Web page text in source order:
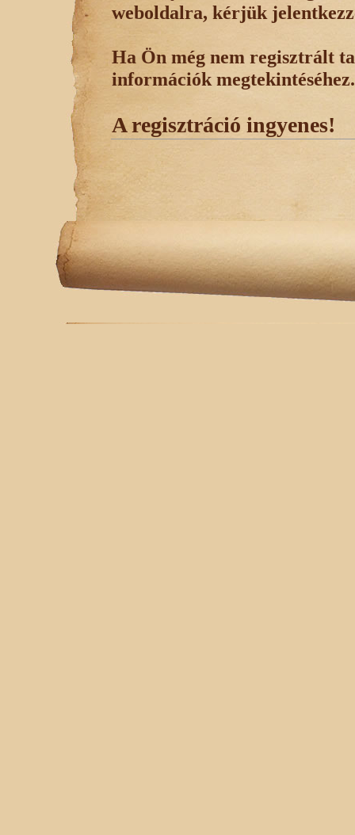
weboldalra, kérjük
Ha Ön még nem regisztrált
információk megtekintéséhez.
A regisztráció ingyenes!